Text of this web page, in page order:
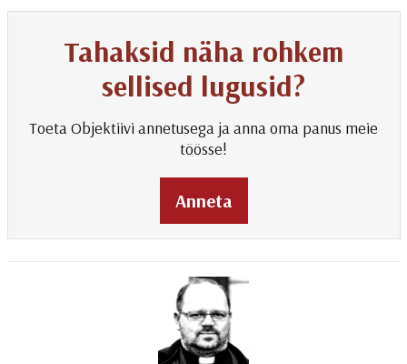
Tahaksid näha rohkem
sellised lugusid?
Toeta Objektiivi annetusega ja anna oma panus meie
töösse!
Anneta